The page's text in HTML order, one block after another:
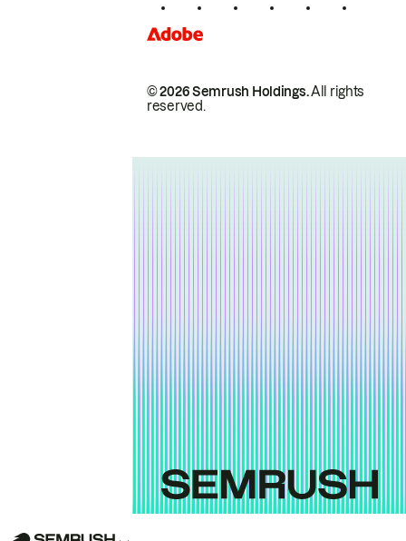
© 2026 Semrush Holdings.All rights
reserved.